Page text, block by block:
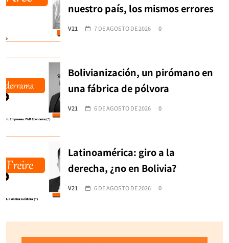
nuestro país, los mismos errores
V21 7 DE AGOSTO DE 2026 0
Bolivianización, un pirómano en
una fábrica de pólvora
V21 6 DE AGOSTO DE 2026 0
Latinoamérica: giro a la
derecha, ¿no en Bolivia?
V21 6 DE AGOSTO DE 2026 0